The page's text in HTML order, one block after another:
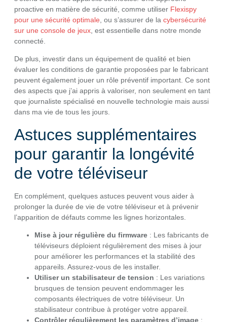
proactive en matière de sécurité, comme utiliser Flexispy
pour une sécurité optimale , ou s’assurer de la cybersécurité
sur une console de jeux , est essentielle dans notre monde
connecté.
De plus, investir dans un équipement de qualité et bien
évaluer les conditions de garantie proposées par le fabricant
peuvent également jouer un rôle préventif important. Ce sont
des aspects que j’ai appris à valoriser, non seulement en tant
que journaliste spécialisé en nouvelle technologie mais aussi
dans ma vie de tous les jours.
Astuces supplémentaires
pour garantir la longévité
de votre téléviseur
En complément, quelques astuces peuvent vous aider à
prolonger la durée de vie de votre téléviseur et à prévenir
l’apparition de défauts comme les lignes horizontales.
Mise à jour régulière du firmware : Les fabricants de
téléviseurs déploient régulièrement des mises à jour
pour améliorer les performances et la stabilité des
appareils. Assurez-vous de les installer.
Utiliser un stabilisateur de tension : Les variations
brusques de tension peuvent endommager les
composants électriques de votre téléviseur. Un
stabilisateur contribue à protéger votre appareil.
Contrôler régulièrement les paramètres d’image :